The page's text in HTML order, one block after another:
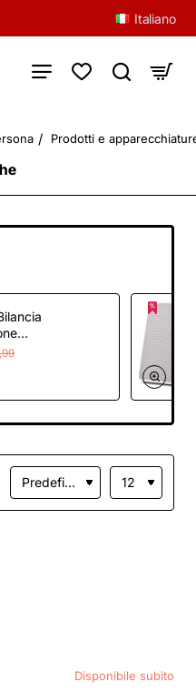
Italiano
Prodotti e
con
Nero
Disponibile subito